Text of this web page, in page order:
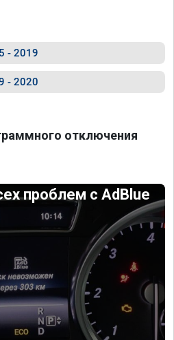
- 2019
- 2020
отключения
проблем с AdBlue